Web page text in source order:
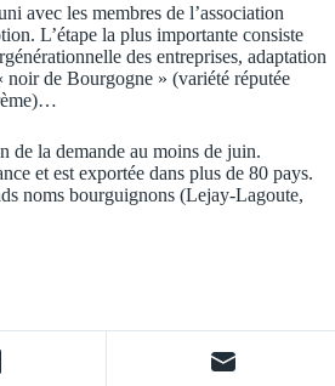
avec les membres de l’association
L’étape la plus importante consiste
des entreprises, adaptation
noir de Bourgogne » (variété réputée
de la demande au moins de juin.
et est exportée dans plus de 80 pays.
noms bourguignons (Lejay-Lagoute,